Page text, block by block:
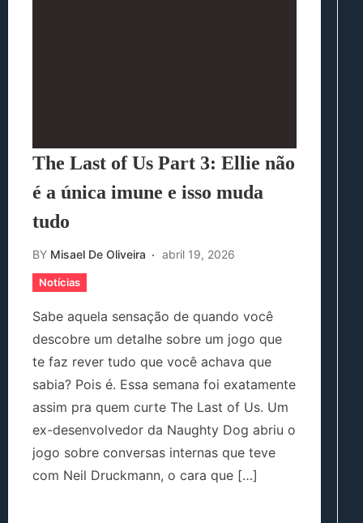
The Last of Us Part 3: Ellie não
é a única imune e isso muda
tudo
BY Misael De Oliveira abril 19, 2026
Notícias
Sabe aquela sensação de quando você
descobre um detalhe sobre um jogo que
te faz rever tudo que você achava que
sabia? Pois é. Essa semana foi exatamente
assim pra quem curte The Last of Us. Um
ex-desenvolvedor da Naughty Dog abriu o
jogo sobre conversas internas que teve
com Neil Druckmann, o cara que […]